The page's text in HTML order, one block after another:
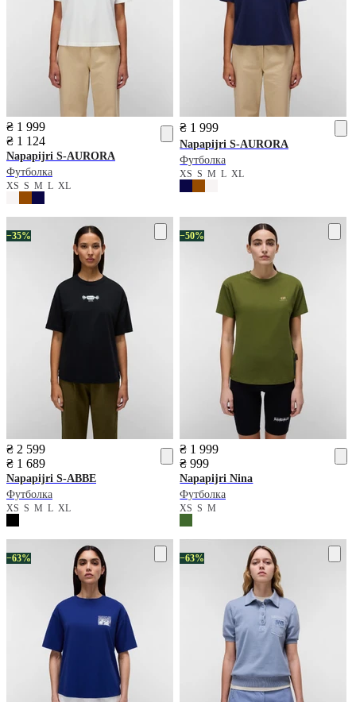
₴ 1 999
₴ 1 124
Napapijri S-AURORA
Футболка
XS S M L XL
₴ 1 999
Napapijri S-AURORA
Футболка
XSSMLXL
−35%
₴ 2 599
₴ 1 689
Napapijri S-ABBE
Футболка
XS S M L XL
−50%
₴ 1 999
₴ 999
Napapijri Nina
Футболка
XSSM
−63% −63%